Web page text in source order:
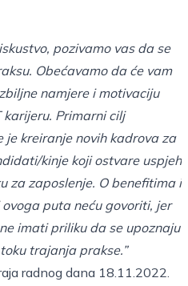
pozivamo vas da se
Obećavamo da će vam
namjere i motivaciju
Primarni cilj
kreiranje novih kadrova za
kinje koji ostvare uspjeh
za zaposlenje. O benefitima i
puta neću govoriti, jer
imati priliku da se upoznaju
trajanja prakse.”
radnog dana 18.11.2022.